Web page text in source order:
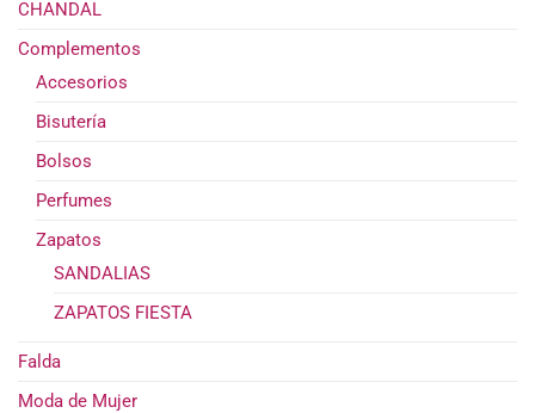
CHANDAL
Complementos
Accesorios
Bisutería
Bolsos
Perfumes
Zapatos
SANDALIAS
ZAPATOS FIESTA
Falda
Moda de Mujer